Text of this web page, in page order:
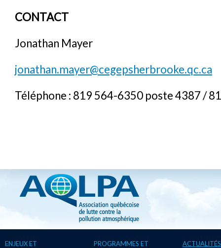
CONTACT
Jonathan Mayer
jonathan.mayer@cegepsherbrooke.qc.ca
Téléphone : 819 564-6350 poste 4387 /
ENJEUX ET
PROGRAMMES ET
ACTUALITÉS